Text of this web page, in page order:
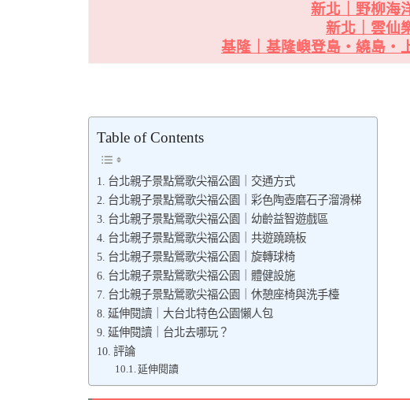
新北｜野柳海
新北｜雲仙
基隆｜基隆嶼登島・繞島・
Table of Contents
台北親子景點鶯歌尖福公園｜交通方式
台北親子景點鶯歌尖福公園｜彩色陶壺磨石子溜滑梯
台北親子景點鶯歌尖福公園｜幼齡益智遊戲區
台北親子景點鶯歌尖福公園｜共遊蹺蹺板
台北親子景點鶯歌尖福公園｜旋轉球椅
台北親子景點鶯歌尖福公園｜體健設施
台北親子景點鶯歌尖福公園｜休憩座椅與洗手檯
延伸閱讀｜大台北特色公園懶人包
延伸閱讀｜台北去哪玩？
評論
延伸閱讀